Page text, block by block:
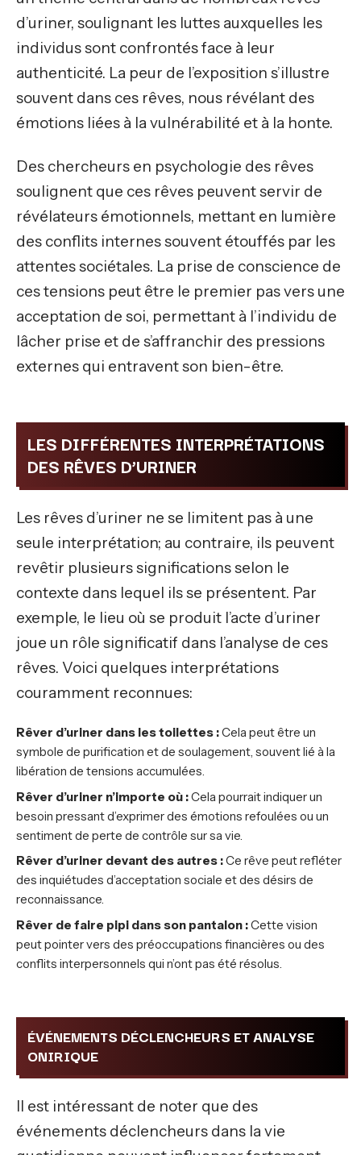
d’uriner, soulignant les luttes auxquelles les
individus sont confrontés face à leur
authenticité. La peur de l’exposition s’illustre
souvent dans ces rêves, nous révélant des
émotions liées à la vulnérabilité et à la honte.
Des chercheurs en psychologie des rêves
soulignent que ces rêves peuvent servir de
révélateurs émotionnels, mettant en lumière
des conflits internes souvent étouffés par les
attentes sociétales. La prise de conscience de
ces tensions peut être le premier pas vers une
acceptation de soi, permettant à l’individu de
lâcher prise et de s’affranchir des pressions
externes qui entravent son bien-être.
LES DIFFÉRENTES INTERPRÉTATIONS
DES RÊVES D’URINER
Les rêves d’uriner ne se limitent pas à une
seule interprétation; au contraire, ils peuvent
revêtir plusieurs significations selon le
contexte dans lequel ils se présentent. Par
exemple, le lieu où se produit l’acte d’uriner
joue un rôle significatif dans l’analyse de ces
rêves. Voici quelques interprétations
couramment reconnues:
Rêver d’uriner dans les toilettes :Cela peut être un
symbole de purification et de soulagement, souvent lié à la
libération de tensions accumulées.
Rêver d’uriner n’importe où :Cela pourrait indiquer un
besoin pressant d’exprimer des émotions refoulées ou un
sentiment de perte de contrôle sur sa vie.
Rêver d’uriner devant des autres :Ce rêve peut refléter
des inquiétudes d’acceptation sociale et des désirs de
reconnaissance.
Rêver de faire pipi dans son pantalon :Cette vision
peut pointer vers des préoccupations financières ou des
conflits interpersonnels qui n’ont pas été résolus.
ÉVÉNEMENTS DÉCLENCHEURS ET ANALYSE
ONIRIQUE
Il est intéressant de noter que des
événements déclencheurs dans la vie